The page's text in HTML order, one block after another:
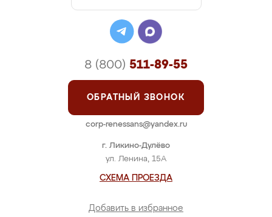
г. Ликино-Дулёво
ул. Ленина, 15А
СХЕМА ПРОЕЗДА
Добавить в избранное
8 (800) 511-89-55
ОБРАТНЫЙ ЗВОНОК
corp-renessans@yandex.ru